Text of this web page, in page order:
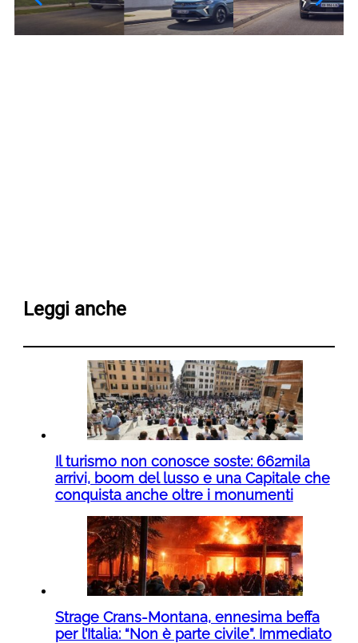
Leggi anche
Il turismo non conosce soste: 662mila
arrivi, boom del lusso e una Capitale che
conquista anche oltre i monumenti
Strage Crans-Montana, ennesima beffa
per l’Italia: “Non è parte civile”. Immediato